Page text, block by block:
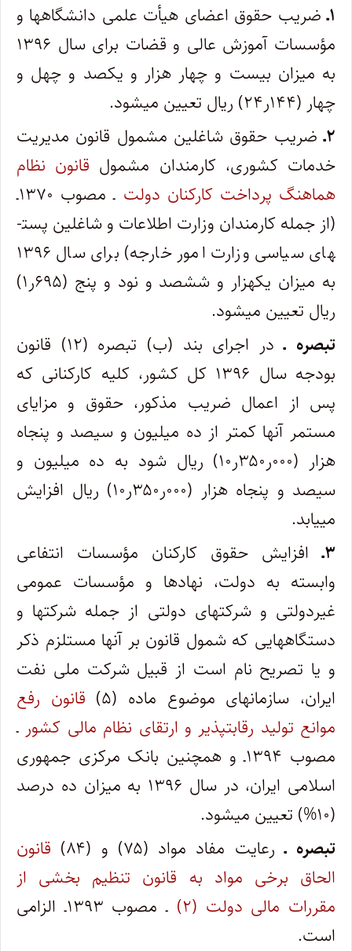
۱ـ ضریب حقوق اعضای هیأت علمی دانشگاه­ها و
مؤسسات آموزش­ عالی و قضات برای سال ۱۳۹۶
به میزان بیست و چهار هزار و یکصد و چهل و
چهار (۱۴۴ر۲۴) ریال تعیین می­شود.
۲ـ ضریب حقوق شاغلین مشمول قانون مدیریت
خدمات کشوری، کارمندان مشمول قانون نظام
هماهنگ پرداخت کارکنان دولت
ـ مصوب ۱۳۷۰ـ
(از جمله کارمندان وزارت اطلاعات و شاغلین پست­
های سیاسی وزارت امور خارجه) برای سال ۱۳۹۶
به میزان یکهزار و ششصد و نود و پنج (۶۹۵ر۱)
ریال تعیین می­شود.
تبصره ـ
در اجرای بند (ب) تبصره (۱۲) قانون
بودجه سال ۱۳۹۶ کل کشور، کلیه کارکنانی که
پس از اعمال ضریب مذکور، حقوق و مزایای
مستمر آنها کمتر از ده میلیون و سیصد و پنجاه
هزار (۰۰۰ر۳۵۰ر۱۰) ریال شود به ده میلیون و
سیصد و پنجاه هزار (۰۰۰ر۳۵۰ر۱۰) ریال افزایش
می­یابد.
۳ـ
افزایش حقوق کارکنان مؤسسات انتفاعی
وابسته به دولت، نهادها و مؤسسات عمومی
غیردولتی و شرکت­های دولتی از جمله شرکت­ها و
دستگاه­هایی که شمول قانون بر آنها مستلزم ذکر
و یا تصریح نام است از قبیل شرکت ملی نفت
ایران، سازمان­های موضوع ماده (۵)
قانون رفع
موانع تولید رقابت­پذیر و ارتقای نظام مالی کشور ـ
مصوب ۱۳۹۴ـ و همچنین بانک مرکزی جمهوری
اسلامی ایران، در سال ۱۳۹۶ به میزان ده درصد
(۱۰%) تعیین می­شود.
تبصره ـ رعایت مفاد مواد (۷۵) و (۸۴)
قانون
الحاق برخی مواد به قانون تنظیم بخشی از
مقررات مالی دولت (۲)
ـ مصوب ۱۳۹۳ـ الزامی
است.